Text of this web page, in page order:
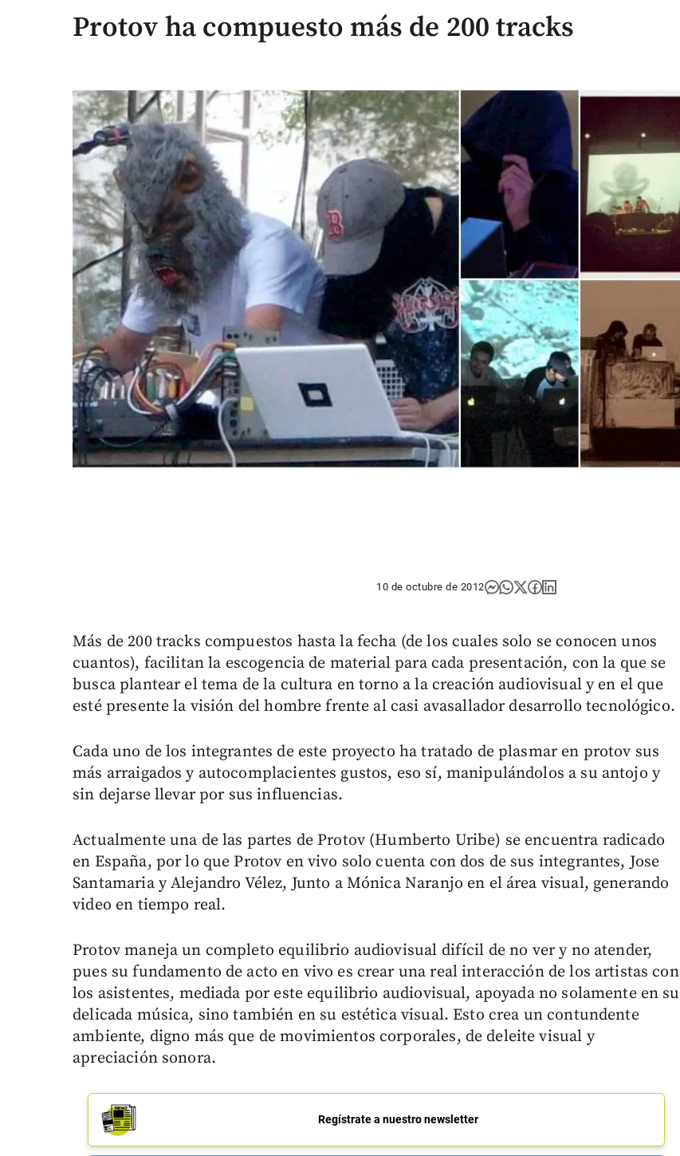
Protov ha compuesto más de 200 tracks
10 de octubre de 2012
Más de 200 tracks compuestos hasta la fecha (de los cuales solo se conocen unos
cuantos), facilitan la escogencia de material para cada presentación, con la que se
busca plantear el tema de la cultura en torno a la creación audiovisual y en el que
esté presente la visión del hombre frente al casi avasallador desarrollo tecnológico.
Cada uno de los integrantes de este proyecto ha tratado de plasmar en protov sus
más arraigados y autocomplacientes gustos, eso sí, manipulándolos a su antojo y
sin dejarse llevar por sus influencias.
Actualmente una de las partes de Protov (Humberto Uribe) se encuentra radicado
en España, por lo que Protov en vivo solo cuenta con dos de sus integrantes, Jose
Santamaria y Alejandro Vélez, Junto a Mónica Naranjo en el área visual, generando
video en tiempo real.
Protov maneja un completo equilibrio audiovisual difícil de no ver y no atender,
pues su fundamento de acto en vivo es crear una real interacción de los artistas con
los asistentes, mediada por este equilibrio audiovisual, apoyada no solamente en su
delicada música, sino también en su estética visual. Esto crea un contundente
ambiente, digno más que de movimientos corporales, de deleite visual y
apreciación sonora.
Regístrate a nuestro newsletter